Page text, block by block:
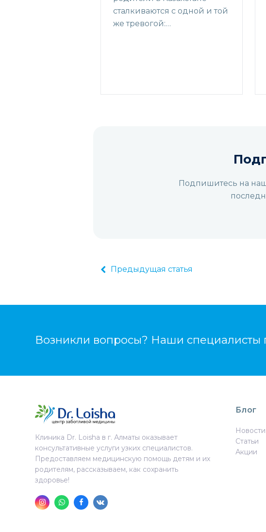
сталкиваются с одной и той
же тревогой:…
Подпишитесь на
Предыдущая статья
Возникли вопросы? Наши специалисты
Клиника Dr. Loisha в г. Алматы оказывает
консультативные услуги узких специалистов.
Предоставляем медицинскую помощь детям и их
родителям, рассказываем, как сохранить
здоровье!
InstagramWhatsapp
Facebook
VK
Блог
Новости
Статьи
Акции